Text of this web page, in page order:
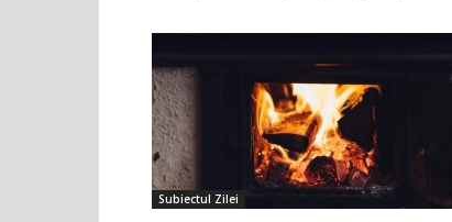
Subiectul Zilei